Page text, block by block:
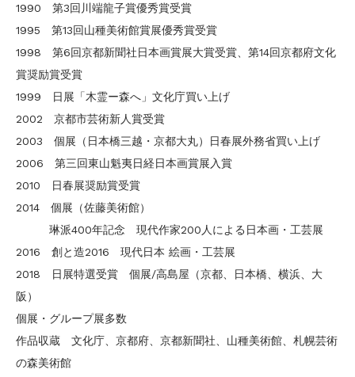
1990 第3回川端龍子賞優秀賞受賞
1995 第13回山種美術館賞展優秀賞受賞
1998 第6回京都新聞社日本画賞展大賞受賞、第14回京都府文化
賞奨励賞受賞
1999 日展「木霊ー森へ」文化庁買い上げ
2002 京都市芸術新人賞受賞
2003 個展（日本橋三越・京都大丸）日春展外務省買い上げ
2006 第三回東山魁夷日経日本画賞展入賞
2010 日春展奨励賞受賞
2014 個展（佐藤美術館）
琳派400年記念 現代作家200人による日本画・工芸展
2016 創と造2016 現代日本 絵画・工芸展
2018 日展特選受賞 個展/高島屋（京都、日本橋、横浜、大
阪）
個展・グループ展多数
作品収蔵 文化庁、京都府、京都新聞社、山種美術館、札幌芸術
の森美術館